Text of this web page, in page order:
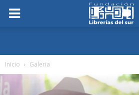
Inicio Galeria